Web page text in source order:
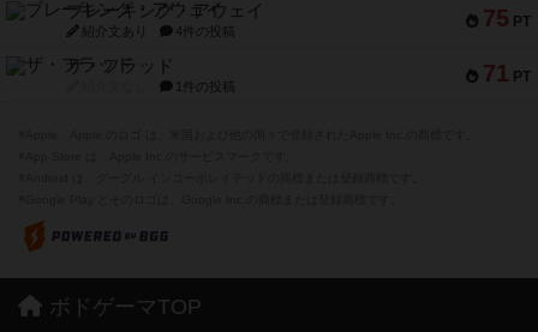
75 PT
ブレーキング・アウェイ
紹介文あり 4件の投稿
71 PT
ザ・フラッド
1件の投稿
ボドゲーマTOP